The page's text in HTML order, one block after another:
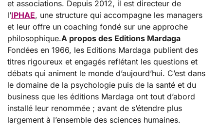
et associations. Depuis 2012, il est directeur de
l’IPHAE, une structure qui accompagne les managers
et leur offre un coaching fondé sur une approche
philosophique.A propos des Editions Mardaga
Fondées en 1966, les Editions Mardaga publient des
titres rigoureux et engagés reflétant les questions et
débats qui animent le monde d’aujourd’hui. C’est dans
le domaine de la psychologie puis de la santé et du
business que les éditions Mardaga ont tout d’abord
installé leur renommée ; avant de s’étendre plus
largement à l’ensemble des sciences humaines.